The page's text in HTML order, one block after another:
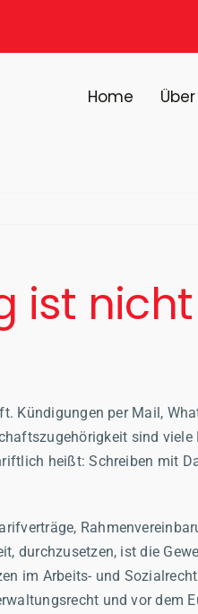
Home
ist
per Mail,
sind
heißt: Schreiben mit
durchzusetzen, ist die
im Arbeits- und
und vor dem